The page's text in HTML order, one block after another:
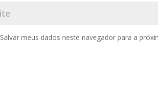
Salvar meus dados neste navegador para a